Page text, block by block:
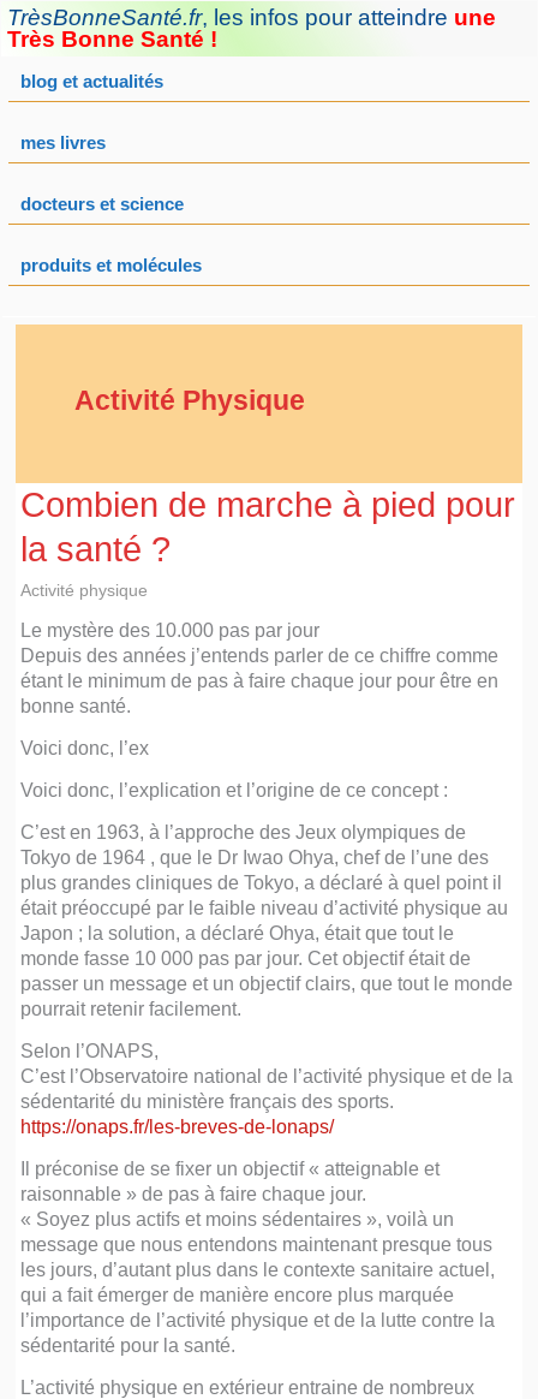
Aller
au
TrèsBonneSanté.fr, les infos pour atteindre une
Très Bonne Santé !
blog et actualités
mes livres
docteurs et science
produits et molécules
Activité Physique
Combien de marche à pied pour
la santé ?
Activité physique
Le mystère des 10.000 pas par jour
Depuis des années j’entends parler de ce chiffre comme
étant le minimum de pas à faire chaque jour pour être en
bonne santé.
Voici donc, l’ex
Voici donc, l’explication et l’origine de ce concept :
C’est en 1963, à l’approche des Jeux olympiques de
Tokyo de 1964 , que le Dr Iwao Ohya, chef de l’une des
plus grandes cliniques de Tokyo, a déclaré à quel point il
était préoccupé par le faible niveau d’activité physique au
Japon ; la solution, a déclaré Ohya, était que tout le
monde fasse 10 000 pas par jour. Cet objectif était de
passer un message et un objectif clairs, que tout le monde
pourrait retenir facilement.
Selon l’ONAPS,
C’est l’Observatoire national de l’activité physique et de la
sédentarité du ministère français des sports.
https://onaps.fr/les-breves-de-lonaps/
Il préconise de se fixer un objectif « atteignable et
raisonnable » de pas à faire chaque jour.
« Soyez plus actifs et moins sédentaires », voilà un
message que nous entendons maintenant presque tous
les jours, d’autant plus dans le contexte sanitaire actuel,
qui a fait émerger de manière encore plus marquée
l’importance de l’activité physique et de la lutte contre la
sédentarité pour la santé.
L’activité physique en extérieur entraine de nombreux